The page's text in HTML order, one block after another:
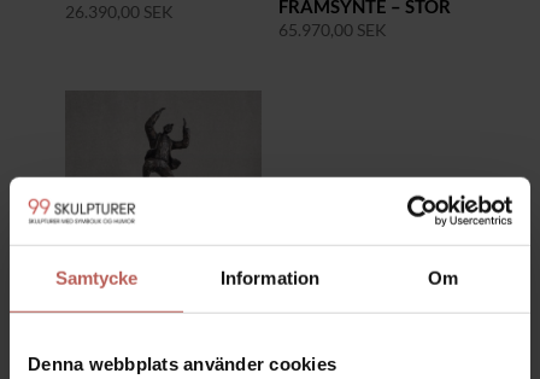
Samtycke Information Om
Denna webbplats använder cookies
26.390,00 SEK
FRAMSYNTE – STOR
65.970,00 SEK